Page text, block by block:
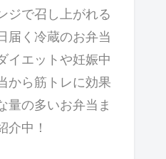
ジで召し上がれる
届く冷蔵のお弁当
イエットや妊娠中
から筋トレに効果
量の多いお弁当ま
介中！